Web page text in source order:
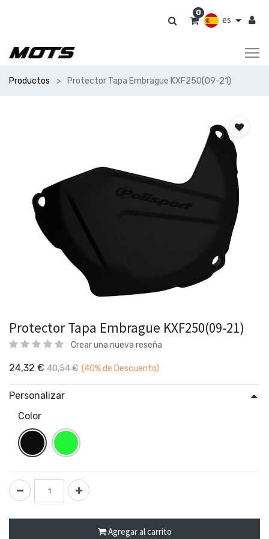
es
0
Productos Protector Tapa Embrague KXF250(09-21)
Protector Tapa Embrague KXF250(09-21)
Crear una nueva reseña
24,32 € 40,54€ (40%de Descuento)
Personalizar
Color
Agregar al carrito